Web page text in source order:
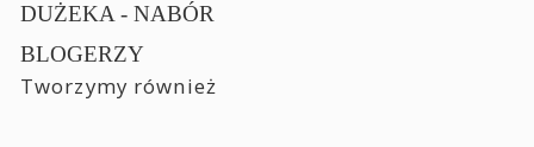
DUŻEKA - NABÓR
BLOGERZY
Tworzymy również